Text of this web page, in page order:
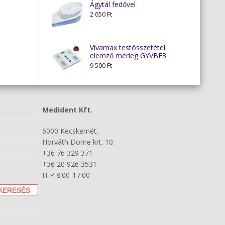
5
Ágytál fedővel
2 650Ft
Vivamax testösszetétel
elemző mérleg GYVBF3
9 500Ft
Medident Kft.
6000 Kecskemét,
Horváth Döme krt. 10.
+36 76 329 371
+36 20 926 3531
H-P 8:00-17:00